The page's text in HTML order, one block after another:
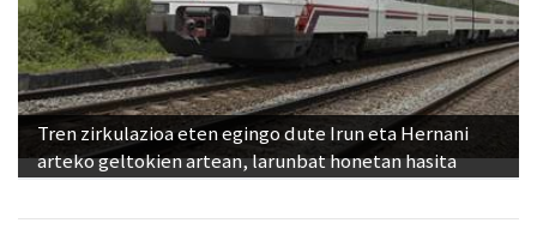
Tren zirkulazioa eten egingo dute Irun eta Hernani
arteko geltokien artean, larunbat honetan hasita